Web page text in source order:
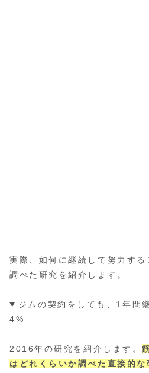
実際、如何に継続して努力す
調べた研究を紹介します。
ジムの契約をしても、1年間
4%
2016年の研究を紹介します。
はどれくらいか調べた直接的